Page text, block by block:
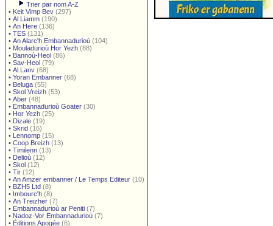
Trier par nom A-Z
• Keit Vimp Bev (297)
• Al Liamm (190)
• An Here (136)
• TES (131)
• An Alarc'h Embannadurioù (104)
• Mouladurioù Hor Yezh (88)
• Bannoù-Heol (86)
• Sav-Heol (79)
• Al Lanv (68)
• Yoran Embanner (68)
• Beluga (55)
• Skol Vreizh (53)
• Aber (48)
• Embannadurioù Goater (30)
• Hor Yezh (25)
• Dizale (19)
• Skrid (16)
• Lennomp (15)
• Coop Breizh (13)
• Timilenn (13)
• Delioù (12)
• Skol (12)
• Tir (12)
• An Amzer embanner / Le Temps Editeur (10)
• BZH5 Ltd (8)
• Imbourc'h (8)
• An Treizher (7)
• Embannadurioù ar Peniti (7)
• Nadoz-Vor Embannadurioù (7)
• Éditions Apogée (6)